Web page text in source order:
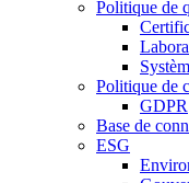
Politique de
Politique de
GDPR
Base de
ESG